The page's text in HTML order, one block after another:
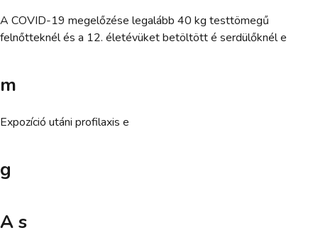
A COVID-19 megelőzése legalább 40 kg testtömegű
felnőtteknél és a 12. életévüket betöltött é serdülőknél e
m
Expozíció utáni profilaxis e
g
A s